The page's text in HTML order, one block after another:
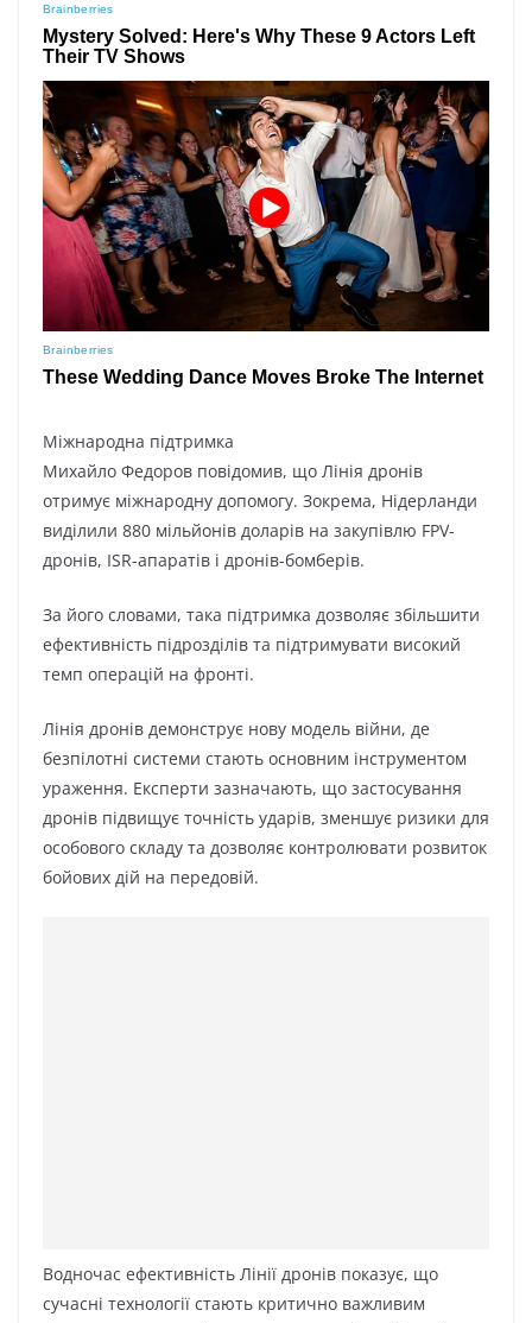
Міжнародна підтримка
Михайло Федоров повідомив, що Лінія дронів
отримує міжнародну допомогу. Зокрема, Нідерланди
виділили 880 мільйонів доларів на закупівлю FPV-
дронів, ISR-апаратів і дронів-бомберів.
За його словами, така підтримка дозволяє збільшити
ефективність підрозділів та підтримувати високий
темп операцій на фронті.
Лінія дронів демонструє нову модель війни, де
безпілотні системи стають основним інструментом
ураження. Експерти зазначають, що застосування
дронів підвищує точність ударів, зменшує ризики для
особового складу та дозволяє контролювати розвиток
бойових дій на передовій.
Водночас ефективність Лінії дронів показує, що
сучасні технології стають критично важливим